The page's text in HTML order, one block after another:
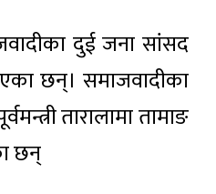
दुई जना सांसद
छन्। समाजवादीका
तारालामा तामाङ
छन्